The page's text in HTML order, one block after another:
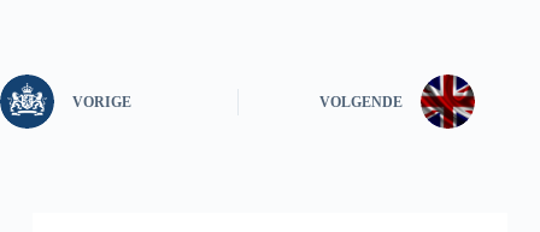
VORIGE VOLGENDE